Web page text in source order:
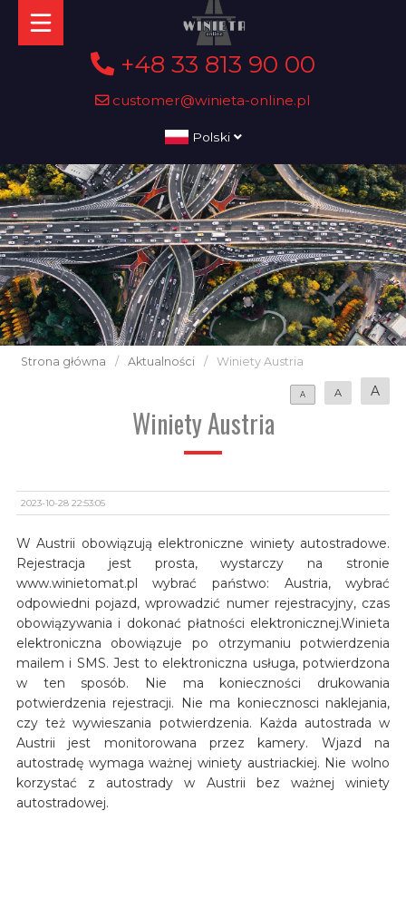
+48 33 813 90 00
customer@winieta-online.pl
Polski
Strona główna / Aktualności / Winiety Austria
A A A
Winiety Austria
2023-10-28 22:53:05
W Austrii obowiązują elektroniczne winiety autostradowe.
Rejestracja jest prosta, wystarczy na stronie
www.winietomat.pl wybrać państwo: Austria, wybrać
odpowiedni pojazd, wprowadzić numer rejestracyjny, czas
obowiązywania i dokonać płatności elektronicznej.Winieta
elektroniczna obowiązuje po otrzymaniu potwierdzenia
mailem i SMS. Jest to elektroniczna usługa, potwierdzona
w ten sposób. Nie ma konieczności drukowania
potwierdzenia rejestracji. Nie ma koniecznosci naklejania,
czy też wywieszania potwierdzenia. Każda autostrada w
Austrii jest monitorowana przez kamery. Wjazd na
autostradę wymaga ważnej winiety austriackiej. Nie wolno
korzystać z autostrady w Austrii bez ważnej winiety
autostradowej.